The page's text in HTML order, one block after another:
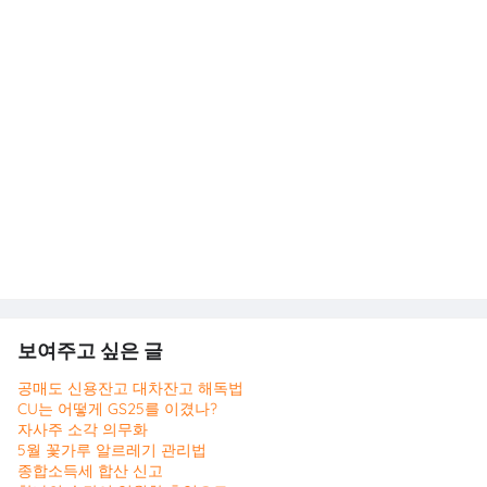
보여주고 싶은 글
공매도 신용잔고 대차잔고 해독법
CU는 어떻게 GS25를 이겼나?
자사주 소각 의무화
5월 꽃가루 알르레기 관리법
종합소득세 합산 신고